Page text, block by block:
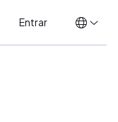
Entrar